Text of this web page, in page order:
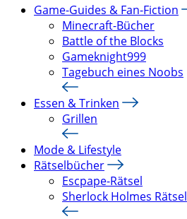
Game-Guides & Fan-Fiction
Minecraft-Bücher
Battle of the Blocks
Gameknight999
Tagebuch eines Noobs
Essen & Trinken
Grillen
Mode & Lifestyle
Rätselbücher
Escpape-Rätsel
Sherlock Holmes Rätsel